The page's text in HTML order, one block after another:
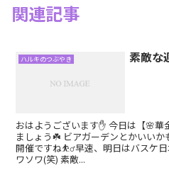
関連記事
ハルキのつぶやき 素敵な
おはようございます✋ 今日は【🌸
ましょう☘️ ビアガーデンとかいい
開催ですね⛹️‍♂️早速、明日はバスケ
ワソワ(笑) 素敵...